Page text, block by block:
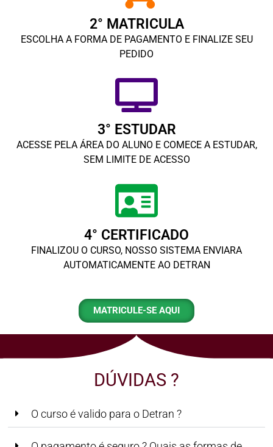
2° MATRICULA
ESCOLHA A FORMA DE PAGAMENTO E FINALIZE SEU
PEDIDO
3° ESTUDAR
ACESSE PELA ÁREA DO ALUNO E COMECE A ESTUDAR,
SEM LIMITE DE ACESSO
4° CERTIFICADO
FINALIZOU O CURSO, NOSSO SISTEMA ENVIARA
AUTOMATICAMENTE AO DETRAN
MATRICULE-SE AQUI
DÚVIDAS ?
O curso é valido para o Detran ?